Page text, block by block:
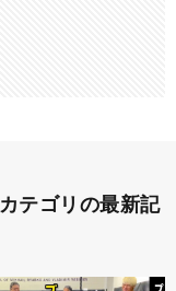
カテゴリの最新記